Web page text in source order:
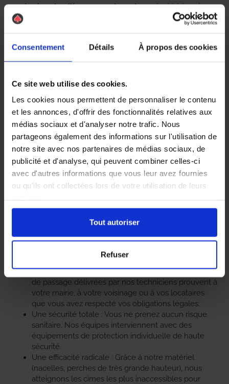
Consentement Détails À propos des cookies
Ce site web utilise des cookies.
Les cookies nous permettent de personnaliser le contenu
et les annonces, d'offrir des fonctionnalités relatives aux
médias sociaux et d'analyser notre trafic. Nous
partageons également des informations sur l'utilisation de
notre site avec nos partenaires de médias sociaux, de
publicité et d'analyse, qui peuvent combiner celles-ci
avec d'autres informations que vous leur avez fournies
ou qu'ils ont collectées lors de votre utilisation de leurs
Tout autoriser
Refuser
contre les chenilles processionnairesadapté à la saison :
L’échenillage (coupe mécanique des
Au printemps :
La pose d’éco-pièges autour des
Attention :Intervenir soi-même est une très mauvaise
idée. Le risque de libérer des milliers de poils urticants
dans votre jardin est immense, ce qui aggraverait le
danger pour vous et votre voisinage.
Pourquoi faire appel à un professionnel
anti nuisible ?
En tant que propriétaire, la meilleure façon de prouver
votre bonne foi et de remplir vos obligations légales est
éliminer les chenilles
processionnaires.
Confier votre terrain à un expert vous garantit :
Une preuve d’intervention : La facture et l’attestation
de passage délivrées par nos techniciens prouvent à
votre mairie, à votre voisinage ou à vos locataires
que vous avez respecté vos obligations légales.
Une sécurité totale : Vous ne prenez aucun risque
sanitaire. Nos équipes interviennent avec des
équipements de protection individuelle de haute
sécurité.
Une efficacité radicale : Grâce à notre matériel
(nacelles, perches de très grande hauteur), nous
atteignons les cimes les plus inaccessibles pour